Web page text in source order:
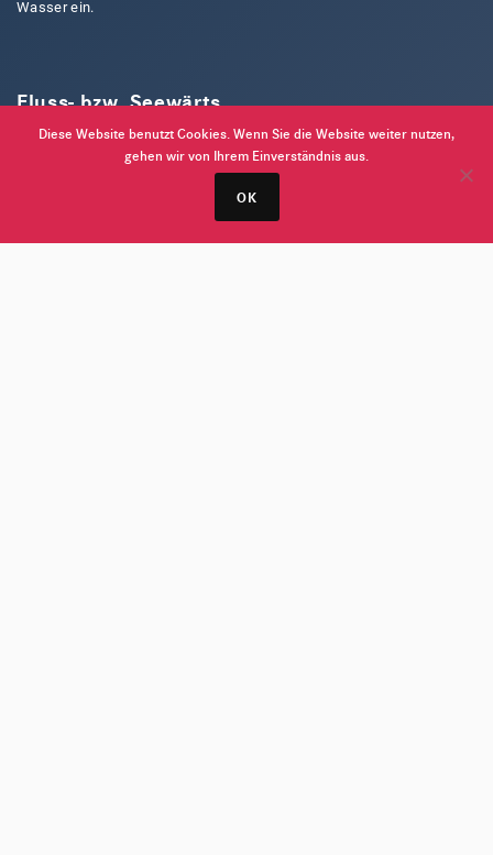
Wasser ein.
Fluss- bzw. Seewärts
südwestlichen Ende des Großen Zernsees und nördlich des
Diese Website benutzt Cookies. Wenn Sie die Website weiter nutzen,
gehen wir von Ihrem Einverständnis aus.
OK